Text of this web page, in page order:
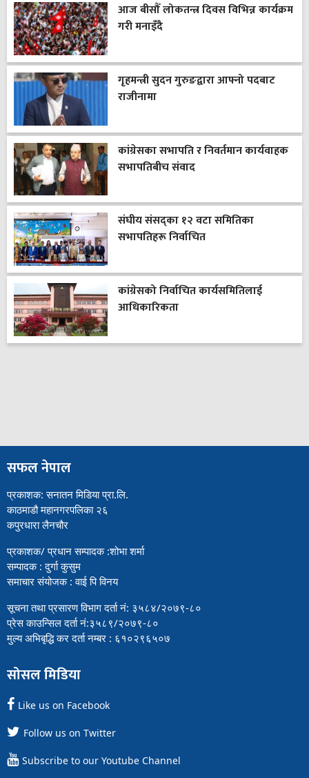
आज बीसौँ लोकतन्त्र दिवस विभिन्न कार्यक्रम
गरी मनाइँदै
गृहमन्त्री सुदन गुरुङद्वारा आफ्नो पदबाट
राजीनामा
कांग्रेसका सभापति र निवर्तमान कार्यवाहक
सभापतिबीच संवाद
संघीय संसद्का १२ वटा समितिका
सभापतिहरू निर्वाचित
कांग्रेसको निर्वाचित कार्यसमितिलाई
आधिकारिकता
सफल नेपाल
प्रकाशक: सनातन मिडिया प्रा.लि.
काठमाडौ महानगरपलिका २६
कपुरधारा लैनचौर
प्रकाशक/ प्रधान सम्पादक :शोभा शर्मा
सम्पादक : दुर्गा कुसुम
समाचार संयोजक : वाई पि विनय
सूचना तथा प्रसारण विभाग दर्ता नं: ३५८४/२०७९-८०
प्रेस काउन्सिल दर्ता नं:३५८९/२०७९-८०
मुल्य अभिबृद्धि कर दर्ता नम्बर : ६१०२९६५०७
सोसल मिडिया
Like us on Facebook
Follow us on Twitter
Subscribe to our Youtube Channel